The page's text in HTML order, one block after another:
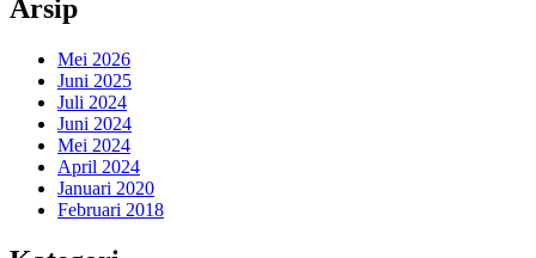
Arsip
Mei 2026
Juni 2025
Juli 2024
Juni 2024
Mei 2024
April 2024
Januari 2020
Februari 2018